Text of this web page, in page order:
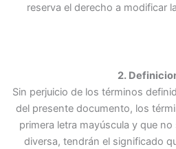
reserva el derecho a modificar
2.
Sin perjuicio de los términos
del presente documento, los
primera letra mayúscula y que
diversa, tendrán el significado